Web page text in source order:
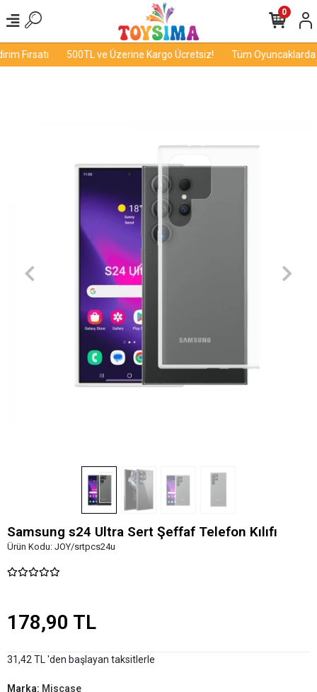
Fırsatı 500TL ve Üzerine Kargo Ücretsiz! Tüm Oyuncaklarda
0
Samsung s24 Ultra Sert Şeffaf Telefon Kılıfı
Ürün Kodu: JOY/srtpcs24u
178,90 TL
31,42 TL 'den başlayan taksitlerle
Marka: Miscase